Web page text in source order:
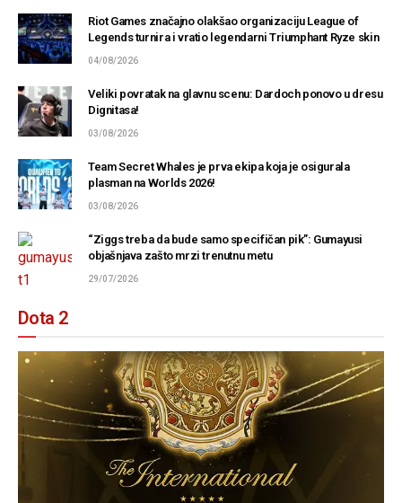
Riot Games značajno olakšao organizaciju League of
Legends turnira i vratio legendarni Triumphant Ryze skin
04/08/2026
Veliki povratak na glavnu scenu: Dardoch ponovo u dresu
Dignitasa!
03/08/2026
Team Secret Whales je prva ekipa koja je osigurala
plasman na Worlds 2026!
03/08/2026
“Ziggs treba da bude samo specifičan pik”: Gumayusi
objašnjava zašto mrzi trenutnu metu
29/07/2026
Dota 2